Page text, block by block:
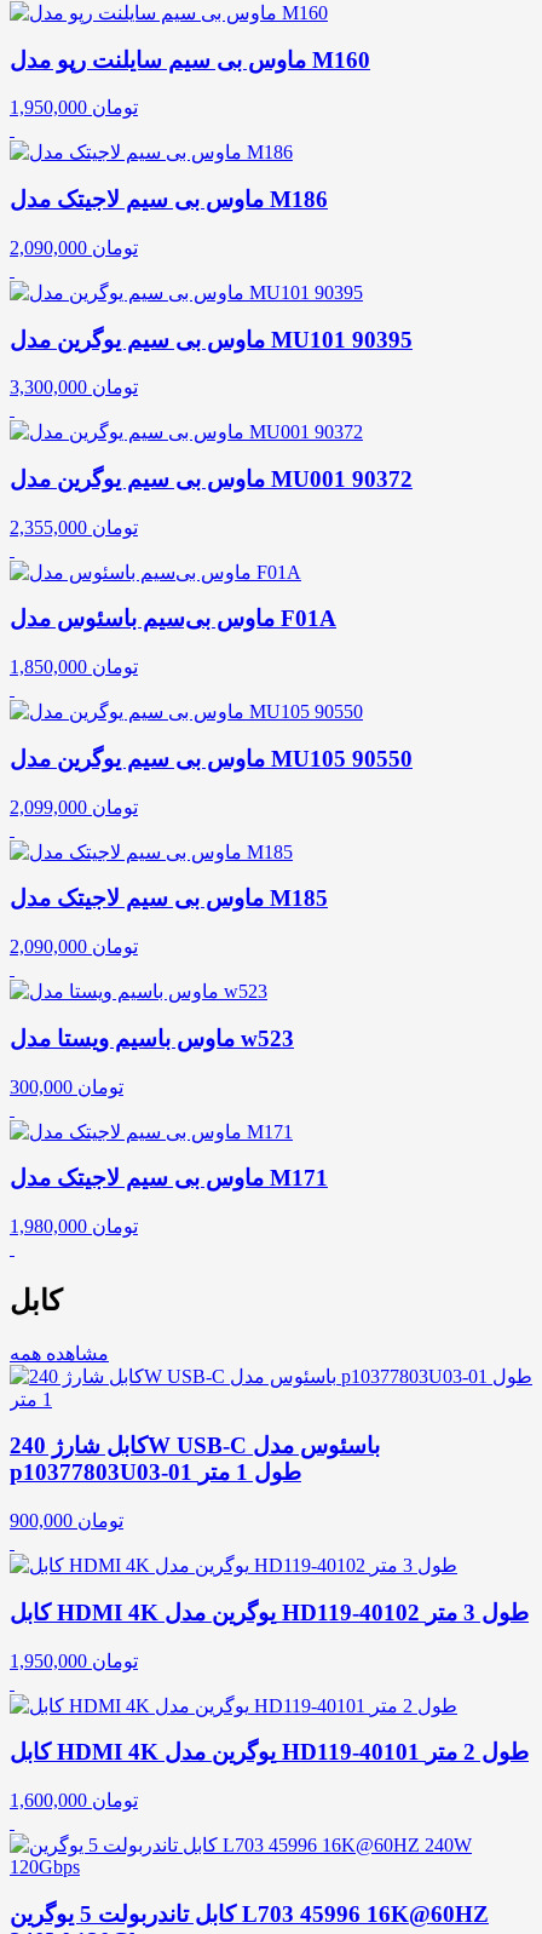
ماوس بی سیم سایلنت رپو مدل M160
1,950,000 تومان
ماوس بی سیم لاجیتک مدل M186
2,090,000 تومان
ماوس بی سیم یوگرین مدل MU101 90395
3,300,000 تومان
ماوس بی سیم یوگرین مدل MU001 90372
2,355,000 تومان
ماوس بی‌سیم باسئوس مدل F01A
1,850,000 تومان
ماوس بی سیم یوگرین مدل MU105 90550
2,099,000 تومان
ماوس بی سیم لاجیتک مدل M185
2,090,000 تومان
ماوس باسیم ویستا مدل w523
300,000 تومان
ماوس بی سیم لاجیتک مدل M171
1,980,000 تومان
کابل
مشاهده همه
کابل شارژ 240W USB-C باسئوس مدل
p10377803U03-01 طول 1 متر
900,000 تومان
کابل HDMI 4K یوگرین مدل HD119-40102 طول 3 متر
1,950,000 تومان
کابل HDMI 4K یوگرین مدل HD119-40101 طول 2 متر
1,600,000 تومان
کابل تاندربولت 5 یوگرین L703 45996 16K@60HZ